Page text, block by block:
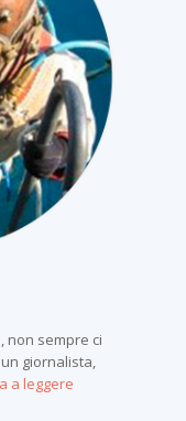
non sempre ci
giornalista,
a leggere